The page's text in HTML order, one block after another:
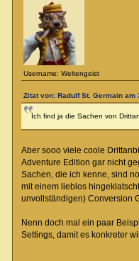
Username: Weltengeist
Zitat von: Radulf St. Germain am
Ich find ja die Sachen von
Aber sooo viele coole
Adventure Edition gar nicht
Sachen, die ich kenne, sind
mit einem lieblos
unvollständigen) Conversion
Nenn doch mal ein paar
Settings, damit es konkreter